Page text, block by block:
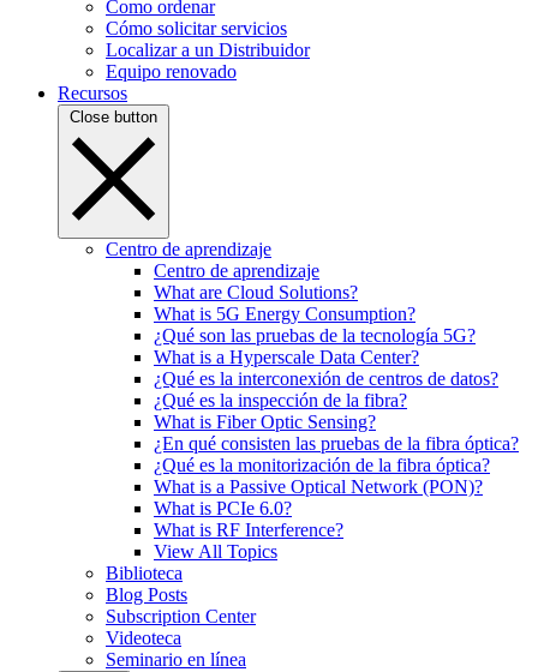
Como ordenar
Cómo solicitar servicios
Localizar a un Distribuidor
Equipo renovado
Recursos
Close button
Centro de aprendizaje
Centro de aprendizaje
What are Cloud Solutions?
What is 5G Energy Consumption?
¿Qué son las pruebas de la tecnología 5G?
What is a Hyperscale Data Center?
¿Qué es la interconexión de centros de datos?
¿Qué es la inspección de la fibra?
What is Fiber Optic Sensing?
¿En qué consisten las pruebas de la fibra óptica?
¿Qué es la monitorización de la fibra óptica?
What is a Passive Optical Network (PON)?
What is PCIe 6.0?
What is RF Interference?
View All Topics
Biblioteca
Blog Posts
Subscription Center
Videoteca
Seminario en línea